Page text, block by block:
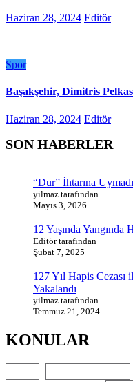
Haziran 28, 2024 Editör
Spor
Başakşehir, Dimitris
Haziran 28, 2024 Editör
SON HABERLER
“Dur” İhtarına
yilmaz tarafından
Mayıs 3, 2026
12 Yaşında Yangında
Editör tarafından
Şubat 7, 2025
127 Yıl Hapis Cezası
Yakalandı
yilmaz tarafından
Temmuz 21, 2024
KONULAR